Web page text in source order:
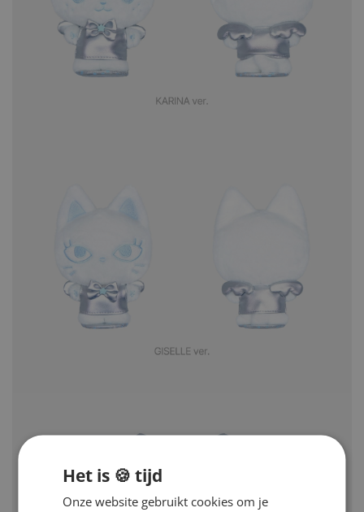
Het is 🍪 tijd
Onze website gebruikt cookies om je